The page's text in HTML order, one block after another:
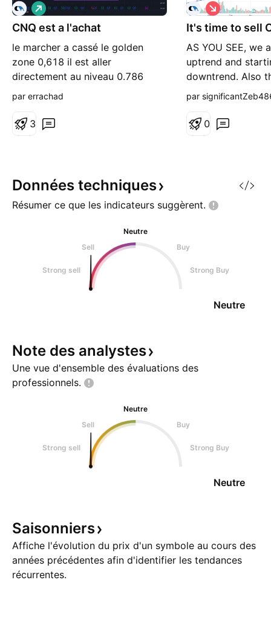
CNQ est a l'achat
le marcher a cassé le golden
zone 0,618 il est aller
directement au niveau 0.786
donc le rdv au niveau prochain le
L
o
n
par errachad
3
It's time to sell
AS YOU SEE, we
uptrend and
downtrend. Also
resistance we
S
h
o
t
par
0
Données techniques
Résumer ce que les indicateurs suggèrent.
Neutre
Sell
Buy
Strong sell Strong Buy
Neutre
Note des analystes
Une vue d'ensemble des évaluations des
professionnels.
Neutre
Sell
Buy
Strong sell Strong Buy
Neutre
Saisonniers
Affiche l'évolution du prix d'un symbole au cours des
années précédentes afin d'identifier les tendances
récurrentes.